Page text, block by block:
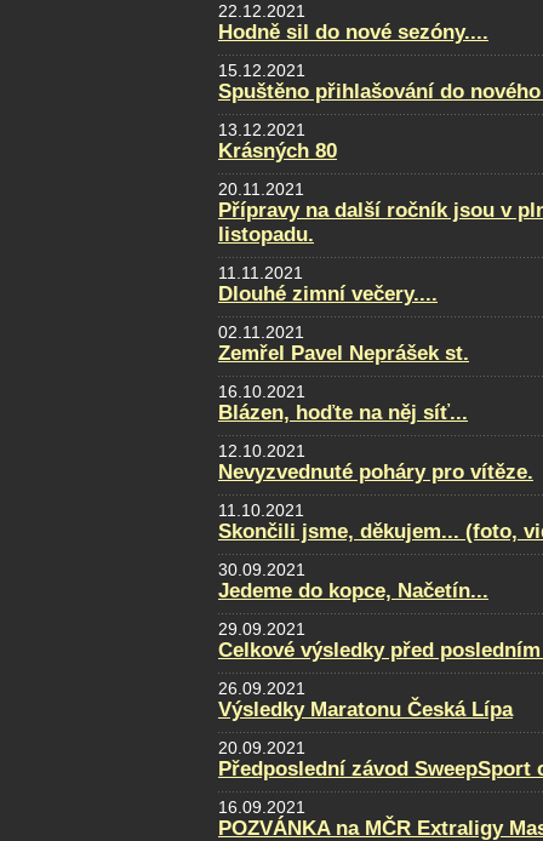
22.12.2021
Hodně sil do nové sezóny....
15.12.2021
Spuštěno přihlašování do
13.12.2021
Krásných 80
20.11.2021
Přípravy na další ročník jsou v
listopadu.
11.11.2021
Dlouhé zimní večery....
02.11.2021
Zemřel Pavel Neprášek st.
16.10.2021
Blázen, hoďte na něj síť...
12.10.2021
Nevyzvednuté poháry pro vítěze.
11.10.2021
Skončili jsme, děkujem... (foto,
30.09.2021
Jedeme do kopce, Načetín...
29.09.2021
Celkové výsledky před
26.09.2021
Výsledky Maratonu Česká Lípa
20.09.2021
Předposlední závod
16.09.2021
POZVÁNKA na MČR Extraligy